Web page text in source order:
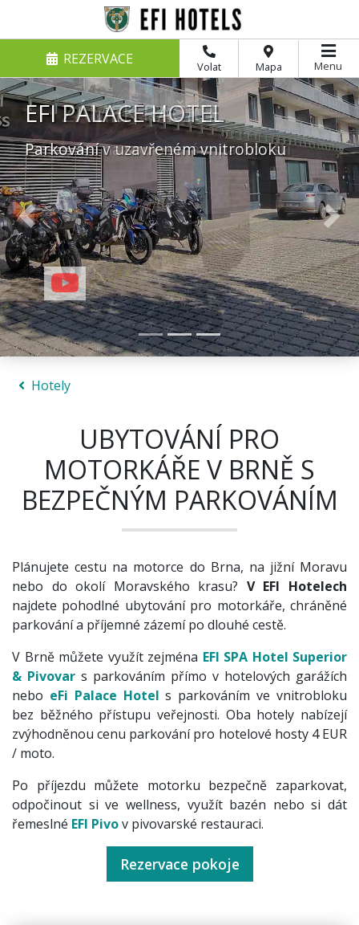
Volat Mapa
REZERVACE Menu
EFI ZÁMEK RAČICE
Parkování na soukromém parkovišti
Previous Next
Hotely
UBYTOVÁNÍ PRO
MOTORKÁŘE V BRNĚ S
BEZPEČNÝM PARKOVÁNÍM
Plánujete cestu na motorce do Brna, na jižní Moravu
nebo do okolí Moravského krasu? V EFI Hotelech
najdete pohodlné ubytování pro motorkáře, chráněné
parkování a příjemné zázemí po dlouhé cestě.
V Brně můžete využít zejména EFI SPA Hotel Superior
& Pivovar s parkováním přímo v hotelových garážích
nebo eFi Palace Hotel s parkováním ve vnitrobloku
bez běžného přístupu veřejnosti. Oba hotely nabízejí
zvýhodněnou cenu parkování pro hotelové hosty 4 EUR
/ moto.
Po příjezdu můžete motorku bezpečně zaparkovat,
odpočinout si ve wellness, využít bazén nebo si dát
řemeslné EFI Pivov pivovarské restauraci.
Rezervace pokoje